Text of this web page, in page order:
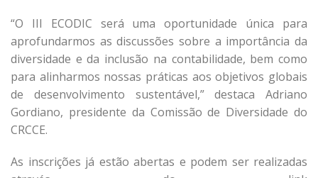
“O III ECODIC será uma oportunidade única para
aprofundarmos as discussões sobre a importância da
diversidade e da inclusão na contabilidade, bem como
para alinharmos nossas práticas aos objetivos globais
de desenvolvimento sustentável,” destaca Adriano
Gordiano, presidente da Comissão de Diversidade do
CRCCE.
As inscrições já estão abertas e podem ser realizadas